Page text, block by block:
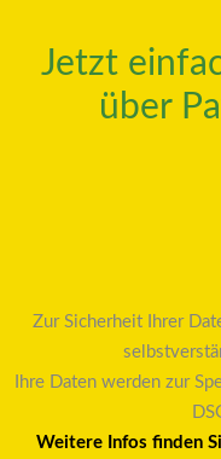
Jetzt
über
Zur Sicherheit Ihrer
Ihre Daten werden zur
Weitere Infos finden